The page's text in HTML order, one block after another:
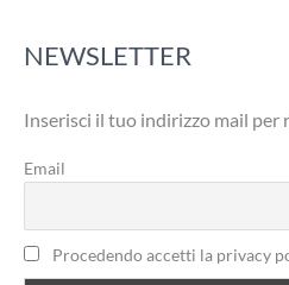
c
:
NEWSLETTER
Inserisci il tuo indirizzo mail per
Email
Procedendo accetti la privacy